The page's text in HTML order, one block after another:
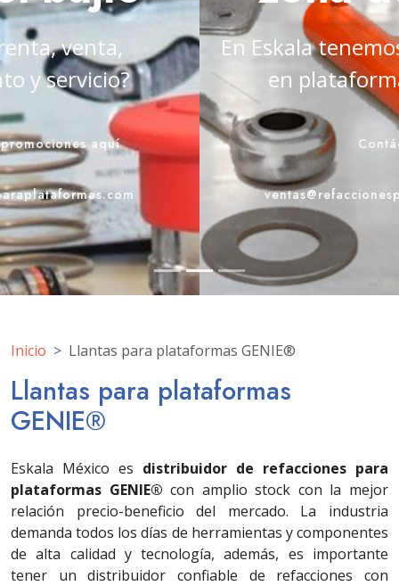
En Eskala tenemos la mejor solución
en plataformas elevadoras
Contáctenos
ventas@refaccionesparaplataformas.com
Inicio Llantas para plataformas GENIE®
Llantas para plataformas
GENIE®
Eskala México es distribuidor de refacciones para
plataformas GENIE® con amplio stock con la mejor
relación precio-beneficio del mercado. La industria
demanda todos los días de herramientas y componentes
de alta calidad y tecnología, además, es importante
tener un distribuidor confiable de refacciones con